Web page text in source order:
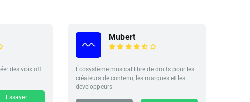
des voix off
Essayer
Mubert
Écosystème musical libre de droits pour les
créateurs de contenu, les marques et les
développeurs